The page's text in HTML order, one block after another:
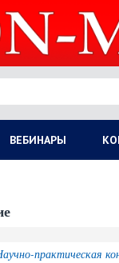
ВЕБИНАРЫ
практическая